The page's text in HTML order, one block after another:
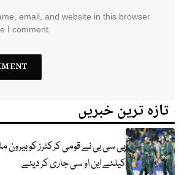
email, and website in this browser
I comment.
تازہ ترین خبریں
پی سی بی نے قومی کرکٹرز کو
کیلئے این او سی جاری کر دیئے